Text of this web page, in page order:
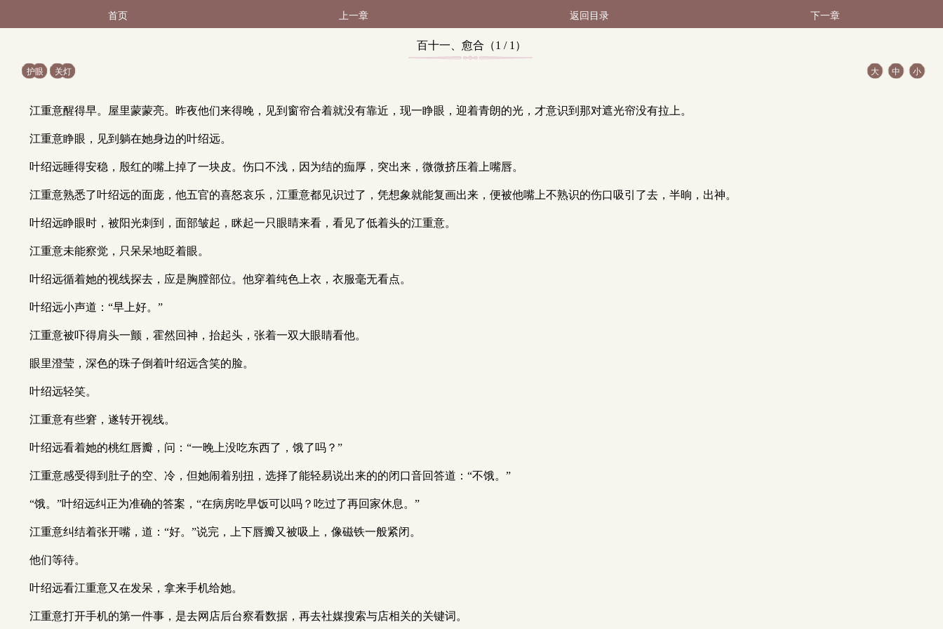
首页 上一章 返回目录 下一章
百十一、愈合（1 / 1）
护眼 关灯 大 中 小
江重意醒得早。屋里蒙蒙亮。昨夜他们来得晚，见到窗帘合着就没有靠近，现一睁眼，迎着青朗的光，才意识到那对遮光帘没有拉上。
江重意睁眼，见到躺在她身边的叶绍远。
叶绍远睡得安稳，殷红的嘴上掉了一块皮。伤口不浅，因为结的痂厚，突出来，微微挤压着上嘴唇。
江重意熟悉了叶绍远的面庞，他五官的喜怒哀乐，江重意都见识过了，凭想象就能复画出来，便被他嘴上不熟识的伤口吸引了去，半晌，出神。
叶绍远睁眼时，被阳光刺到，面部皱起，眯起一只眼睛来看，看见了低着头的江重意。
江重意未能察觉，只呆呆地眨着眼。
叶绍远循着她的视线探去，应是胸膛部位。他穿着纯色上衣，衣服毫无看点。
叶绍远小声道：“早上好。”
江重意被吓得肩头一颤，霍然回神，抬起头，张着一双大眼睛看他。
眼里澄莹，深色的珠子倒着叶绍远含笑的脸。
叶绍远轻笑。
江重意有些窘，遂转开视线。
叶绍远看着她的桃红唇瓣，问：“一晚上没吃东西了，饿了吗？”
江重意感受得到肚子的空、冷，但她闹着别扭，选择了能轻易说出来的的闭口音回答道：“不饿。”
“饿。”叶绍远纠正为准确的答案，“在病房吃早饭可以吗？吃过了再回家休息。”
江重意纠结着张开嘴，道：“好。”说完，上下唇瓣又被吸上，像磁铁一般紧闭。
他们等待。
叶绍远看江重意又在发呆，拿来手机给她。
江重意打开手机的第一件事，是去网店后台察看数据，再去社媒搜索与店相关的关键词。